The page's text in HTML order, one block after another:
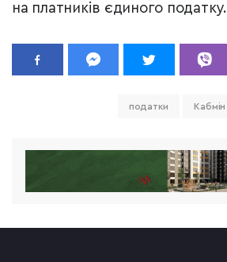
на платників єдиного податку.
податки Кабмін